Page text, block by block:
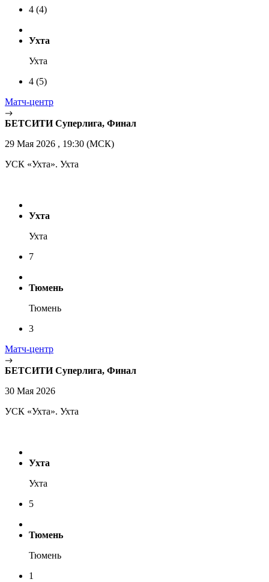
4 (4)
Ухта
Ухта
4 (5)
Матч-центр
БЕТСИТИ Суперлига, Финал
29 Мая 2026 , 19:30 (МСК)
УСК «Ухта». Ухта
Ухта
Ухта
7
Тюмень
Тюмень
3
Матч-центр
БЕТСИТИ Суперлига, Финал
30 Мая 2026
УСК «Ухта». Ухта
Ухта
Ухта
5
Тюмень
Тюмень
1